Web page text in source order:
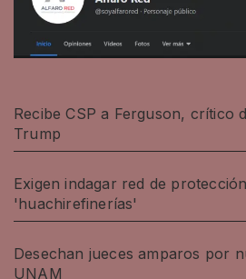
Recibe CSP a Ferguson, crítico
Trump
Exigen indagar red de
'huachirefinerías'
Desechan jueces amparos por
UNAM